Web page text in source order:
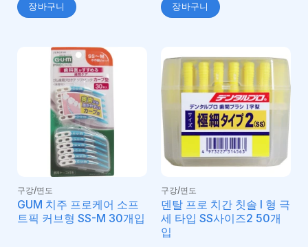
장바구니 장바구니
구강/면도
GUM 치주 프로케어 소프
트픽 커브형 SS-M 30개입
구강/면도
덴탈 프로 치간 칫솔 I 형 극
세 타입 SS사이즈2 50개
입